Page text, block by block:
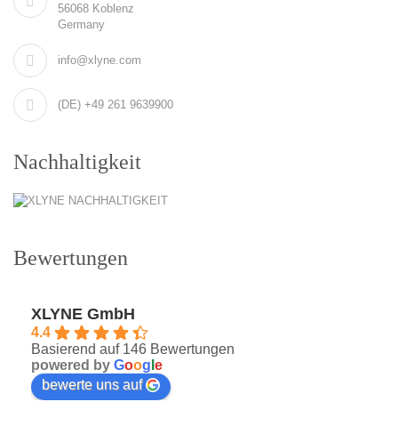
56068 Koblenz
Germany
info@xlyne.com
(DE) +49 261 9639900
Nachhaltigkeit
Bewertungen
XLYNE GmbH
4.4
Basierend auf 146 Bewertungen
powered by Goog e
bewerte uns auf